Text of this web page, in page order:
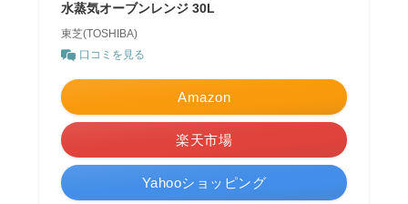
水蒸気オーブンレンジ 30L
東芝(TOSHIBA)
口コミを見る
Amazon
楽天市場
Yahooショッピング